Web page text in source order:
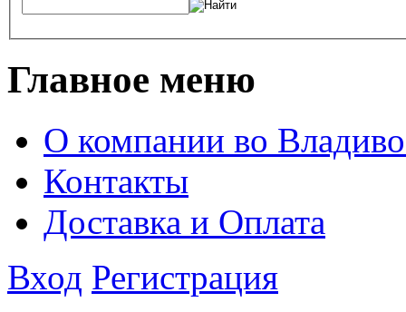
Главное меню
О компании во
Контакты
Доставка и Оплата
Вход Регистрация